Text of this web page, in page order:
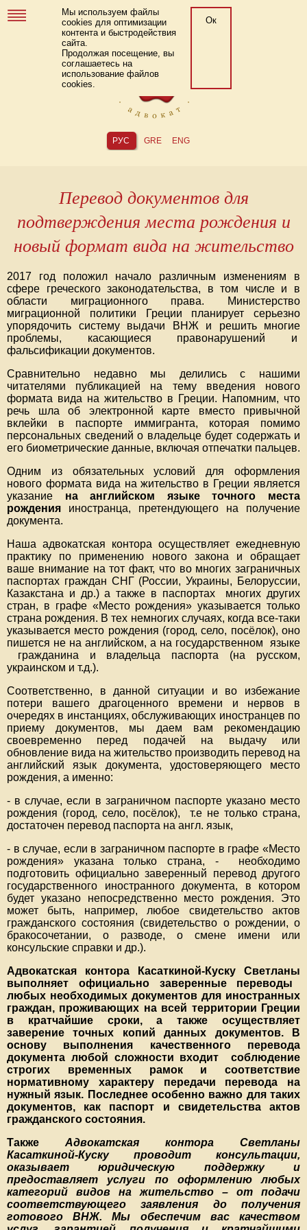
Мы используем файлы
cookies для оптимизации
контента и быстродействия
сайта.
Продолжая посещение, вы
соглашаетесь на
использование файлов
cookies.
Ок
РУС GRE ENG
Перевод документов для
подтверждения места рождения и
новый формат вида на жительство
2017 год положил начало различным изменениям в
сфере греческого законодательства, в том числе и в
области миграционного права. Министерство
миграционной политики Греции планирует серьезно
упорядочить систему выдачи ВНЖ и решить многие
проблемы, касающиеся правонарушений и
фальсификации документов.
Сравнительно недавно мы делились с нашими
читателями публикацией на тему введения нового
формата вида на жительство в Греции. Напомним, что
речь шла об электронной карте вместо привычной
вклейки в паспорте иммигранта, которая помимо
персональных сведений о владельце будет содержать и
его биометрические данные, включая отпечатки пальцев.
Одним из обязательных условий для оформления
нового формата вида на жительство в Греции является
указание на английском языке точного
места
рождения иностранца, претендующего на получение
документа.
Наша адвокатская контора осуществляет ежедневную
практику по применению нового закона и обращает
ваше внимание на тот факт, что во многих заграничных
паспортах граждан СНГ (России, Украины, Белоруссии,
Казакстана и др.) а также в паспортах многих других
стран, в графе «Место рождения» указывается только
страна рождения. В тех немногих случаях, когда все-таки
указывается место рождения (город, село, посёлок), оно
пишется не на английском, а на государственном языке
гражданина и владельца паспорта (на русском,
украинском и т.д.).
Соответственно, в данной ситуации и во избежание
потери вашего драгоценного времени и нервов в
очередях в инстанциях, обслуживающих иностранцев по
приему документов, мы даем вам рекомендацию
своевременно перед подачей на выдачу или
обновление вида на жительство производить перевод на
английский язык документа, удостоверяющего место
рождения, а именно:
- в случае, если в заграничном паспорте указано место
рождения (город, село, посёлок), т.е не только страна,
достаточен перевод паспорта на англ. язык,
- в случае, если в заграничном паспорте в графе «Место
рождения» указана только страна, - необходимо
подготовить официально заверенный перевод другого
государственного иностранного документа, в котором
будет указано непосредственно место рождения. Это
может быть, например, любое свидетельство актов
гражданского состояния (свидетельство о рождении, о
бракосочетании, о разводе, о смене имени или
консульские справки и др.).
Адвокатская контора Касаткиной-Куску Светланы
выполняет официально заверенные переводы
любых необходимых документов для иностранных
граждан, проживающих на всей территории Греции
в кратчайшие сроки, а также осуществляет
заверение точных копий данных документов.
В
основу выполнения качественного перевода
документа любой сложности входит соблюдение
строгих временных рамок и соответствие
нормативному характеру передачи перевода на
нужный язык. Последнее особенно важно для таких
документов, как паспорт и свидетельства актов
гражданского состояния.
ТакжеАдвокатская контора Светланы
Касаткиной-Куску проводит консультации,
оказывает юридическую поддержку и
предоставляет услуги по оформлению любых
категорий видов на жительство – от подачи
соответствующего заявления до получения
готового ВНЖ. Мы обеспечим вас качеством